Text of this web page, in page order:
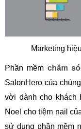
Marketing
Phần mềm chăm
SalonHero của
vời dành cho khách
Noel cho tiệm nail
sử dụng phần mềm